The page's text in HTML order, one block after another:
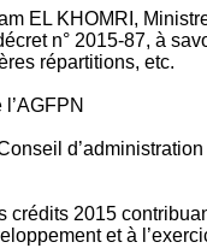
EL KHOMRI,
n° 2015-87, à
répartitions, etc.
2015
et à